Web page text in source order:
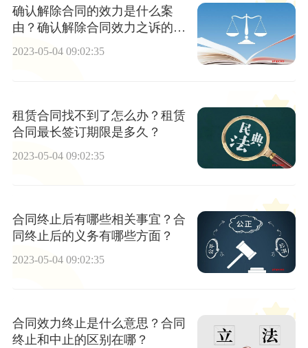
确认解除合同的效力是什么案
由？确认解除合同效力之诉的诉
讼时效有多久？
2023-05-04 09:02:35
租赁合同找不到了怎么办？租赁
合同最长签订期限是多久？
2023-05-04 09:02:35
合同终止后有哪些相关事宜？合
同终止后的义务有哪些方面？
2023-05-04 09:02:35
合同效力终止是什么意思？合同
终止和中止的区别在哪？